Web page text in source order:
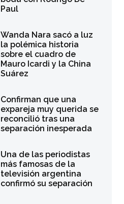
Paul
Wanda Nara sacó a luz
la polémica historia
sobre el cuadro de
Mauro Icardi y la China
Suárez
Confirman que una
expareja muy querida se
reconcilió tras una
separación inesperada
Una de las periodistas
más famosas de la
televisión argentina
confirmó su separación